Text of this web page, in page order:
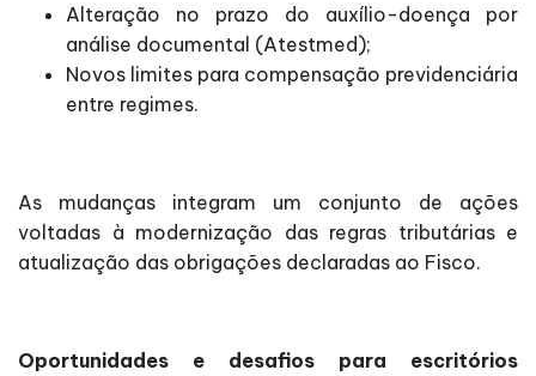
Alteração no prazo do auxílio-doença por
análise documental (Atestmed);
Novos limites para compensação previdenciária
entre regimes.
As mudanças integram um conjunto de ações
voltadas à modernização das regras tributárias e
atualização das obrigações declaradas ao Fisco.
Oportunidades e desafios para escritórios